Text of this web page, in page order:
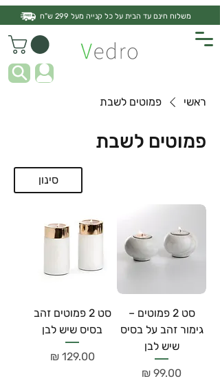
משלוח חינם עד הבית על כל קנייה מעל 299 ש"ח
ראשי פמוטים לשבת
פמוטים לשבת
סינון
סט 2 פמוטים –
גימור זהב על בסיס
שיש לבן
מחיר
סט 2 פמוטים זהב
בסיס שיש לבן
מחיר‏129.00 ‏₪